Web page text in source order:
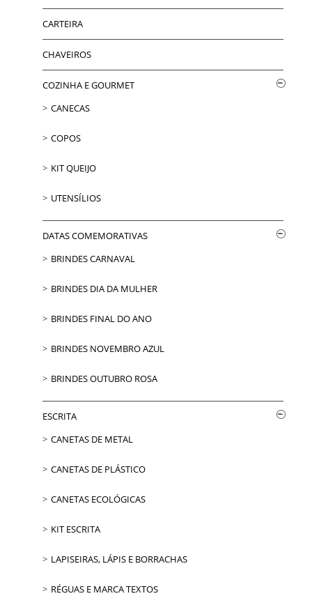
CARTEIRA
CHAVEIROS
COZINHA E GOURMET
CANECAS
COPOS
KIT QUEIJO
UTENSÍLIOS
DATAS COMEMORATIVAS
BRINDES CARNAVAL
BRINDES DIA DA MULHER
BRINDES FINAL DO ANO
BRINDES NOVEMBRO AZUL
BRINDES OUTUBRO ROSA
ESCRITA
CANETAS DE METAL
CANETAS DE PLÁSTICO
CANETAS ECOLÓGICAS
KIT ESCRITA
LAPISEIRAS, LÁPIS E BORRACHAS
RÉGUAS E MARCA TEXTOS